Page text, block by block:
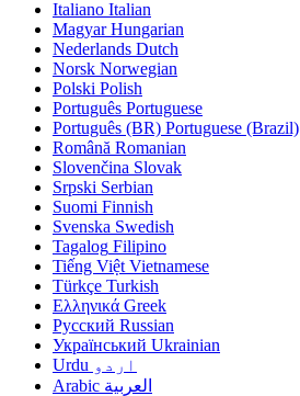
Italiano Italian
Magyar Hungarian
Nederlands Dutch
Norsk Norwegian
Polski Polish
Português Portuguese
Português (BR) Portuguese (Brazil)
Română Romanian
Slovenčina Slovak
Srpski Serbian
Suomi Finnish
Svenska Swedish
Tagalog Filipino
Tiếng Việt Vietnamese
Türkçe Turkish
Ελληνικά Greek
Русский Russian
Український Ukrainian
اردو Urdu
العربية Arabic